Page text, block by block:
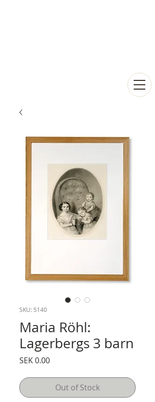
SKU: 5140
Maria Röhl:
Lagerbergs 3 barn
SEK 0.00Price
Out of Stock